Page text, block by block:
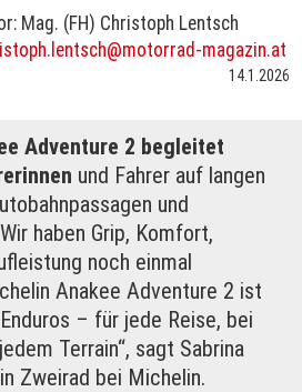
Mag. (FH) Christoph Lentsch
magazin.at
14.1.2026
Adventure 2 begleitet
und Fahrer auf langen
und
haben Grip, Komfort,
noch einmal
Anakee Adventure 2 ist
– für jede Reise, bei
Terrain“, sagt Sabrina
Zweirad bei Michelin.